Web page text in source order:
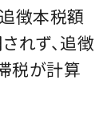
徴本税額
れず、追徴
税が計算